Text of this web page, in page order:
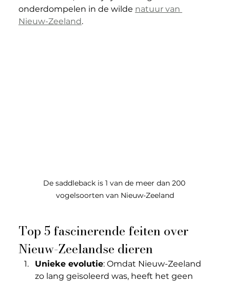
onderdompelen in de wilde natuur van
Nieuw-Zeeland.
De saddleback is 1 van de meer dan 200
vogelsoorten van Nieuw-Zeeland
Top 5 fascinerende feiten over
Nieuw-Zeelandse dieren
Unieke evolutie: Omdat Nieuw-Zeeland
zo lang geïsoleerd was, heeft het geen